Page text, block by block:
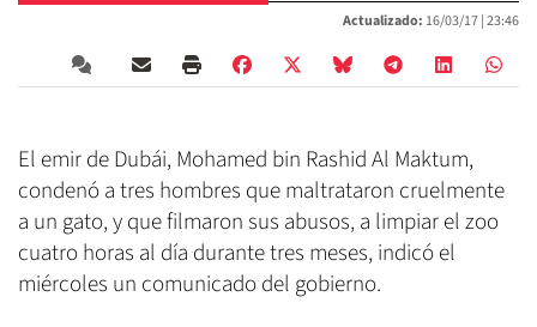
Actualizado: 16/03/17 |23:46
El emir de Dubái, Mohamed bin Rashid Al Maktum,
condenó a tres hombres que maltrataron cruelmente
a un gato, y que filmaron sus abusos, a limpiar el zoo
cuatro horas al día durante tres meses, indicó el
miércoles un comunicado del gobierno.